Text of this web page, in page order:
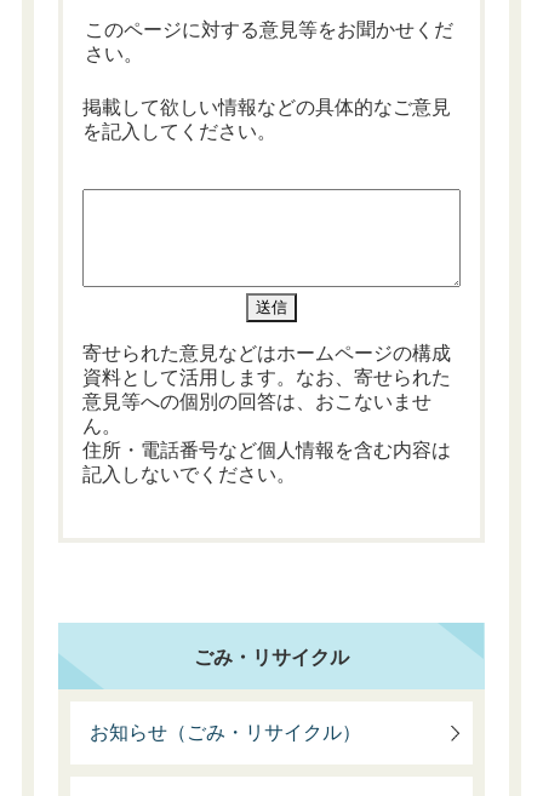
このページに対する意見等をお聞かせくだ
さい。
掲載して欲しい情報などの具体的なご意見
を記入してください。
寄せられた意見などはホームページの構成
資料として活用します。なお、寄せられた
意見等への個別の回答は、おこないませ
ん。
住所・電話番号など個人情報を含む内容は
記入しないでください。
ごみ・リサイクル
お知らせ（ごみ・リサイクル）